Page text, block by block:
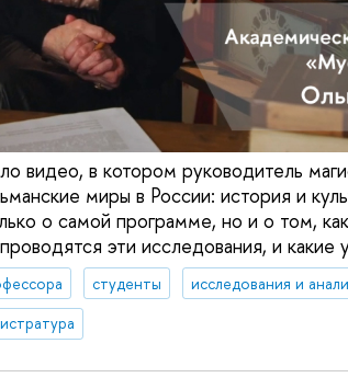
видео, в котором руководитель
миры в России: история и
о самой программе, но и о том,
эти исследования, и
студенты
исследования и